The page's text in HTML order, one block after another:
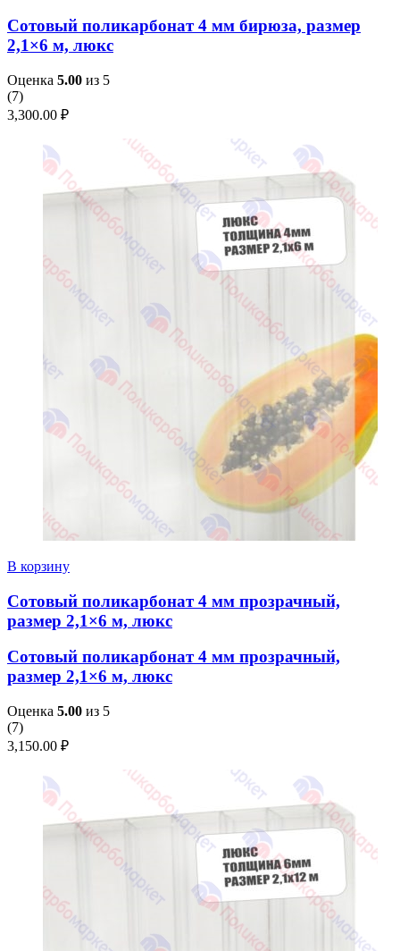
Сотовый поликарбонат 4 мм бирюза, размер
2,1×6 м, люкс
Оценка 5.00 из 5
(7)
3,300.00 ₽
В корзину
Сотовый поликарбонат 4 мм прозрачный,
размер 2,1×6 м, люкс
Сотовый поликарбонат 4 мм прозрачный,
размер 2,1×6 м, люкс
Оценка 5.00 из 5
(7)
3,150.00 ₽